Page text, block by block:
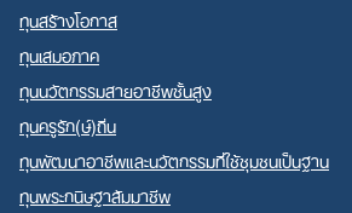
ทุนสร้างโอกาส
ทุนเสมอภาค
ทุนนวัตกรรมสายอาชีพชั้นสูง
ทุนครูรัก(ษ์)ถิ่น
ทุนพัฒนาอาชีพและนวัตกรรมที่ใช้ชุมชนเป็นฐาน
ทุนพระกนิษฐาสัมมาชีพ